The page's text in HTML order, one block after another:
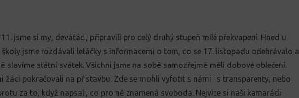
jsme si my, deváťáci, připravili pro celý druhý stupeň milé překvapení. Hned u
jsme rozdávali letáčky s informacemi o tom, co se 17. listopadu odehrávalo a
slavíme státní svátek. Všichni jsme na sobě samozřejmě měli dobové oblečení.
žáci pokračovali na přístavbu. Zde se mohli vyfotit s námi i s transparenty, nebo
za to, když napsali, co pro ně znamená svoboda. Nejvíce si naši kamarádi